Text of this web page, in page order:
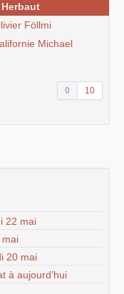
Föllmi
Michael
0 10
22 mai
mai
20 mai
à aujourd’hui